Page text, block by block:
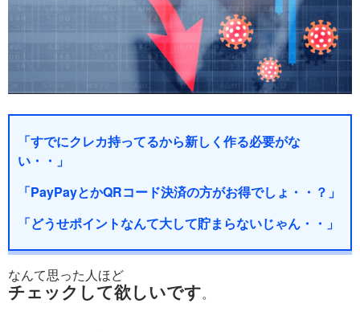
「すでにクレカ持ってるから新しく作る必要がな
い・・」
「PayPayとかQRコード決済の方がお得でしょ・・？」
「どうせポイントなんて大して貯まらないじゃん・・」
なんて思った人ほど
チェックして欲しいです。